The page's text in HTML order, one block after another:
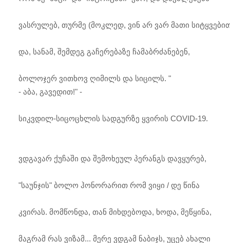
ვასრულებ, თურმე (მოკლედ, ვინ არ ვარ მათი
და, სანამ, შემდეგ გაჩერებაზე ჩამაბრძანებენ,
ბოლოჯერ ვითხოვ ღიმილს და სიცილს. "
- აბა, გავედით!" -
სიკვდილ-სიცოცხლის სადგურზე ყვირის COVID-19.
ვდგავარ ქუჩაში და შემოხეულ პერანგს დავყურებ,
"საუნჯის" ბოლო ჰონორარით რომ ვიყი / დე წინა
კვირას. მომწონდა, თან მიხდებოდა, ხოდა, მეწყინა,
მაგრამ რას ვიზამ... მერე ვდგამ ნაბიჯს, უცებ ახალი